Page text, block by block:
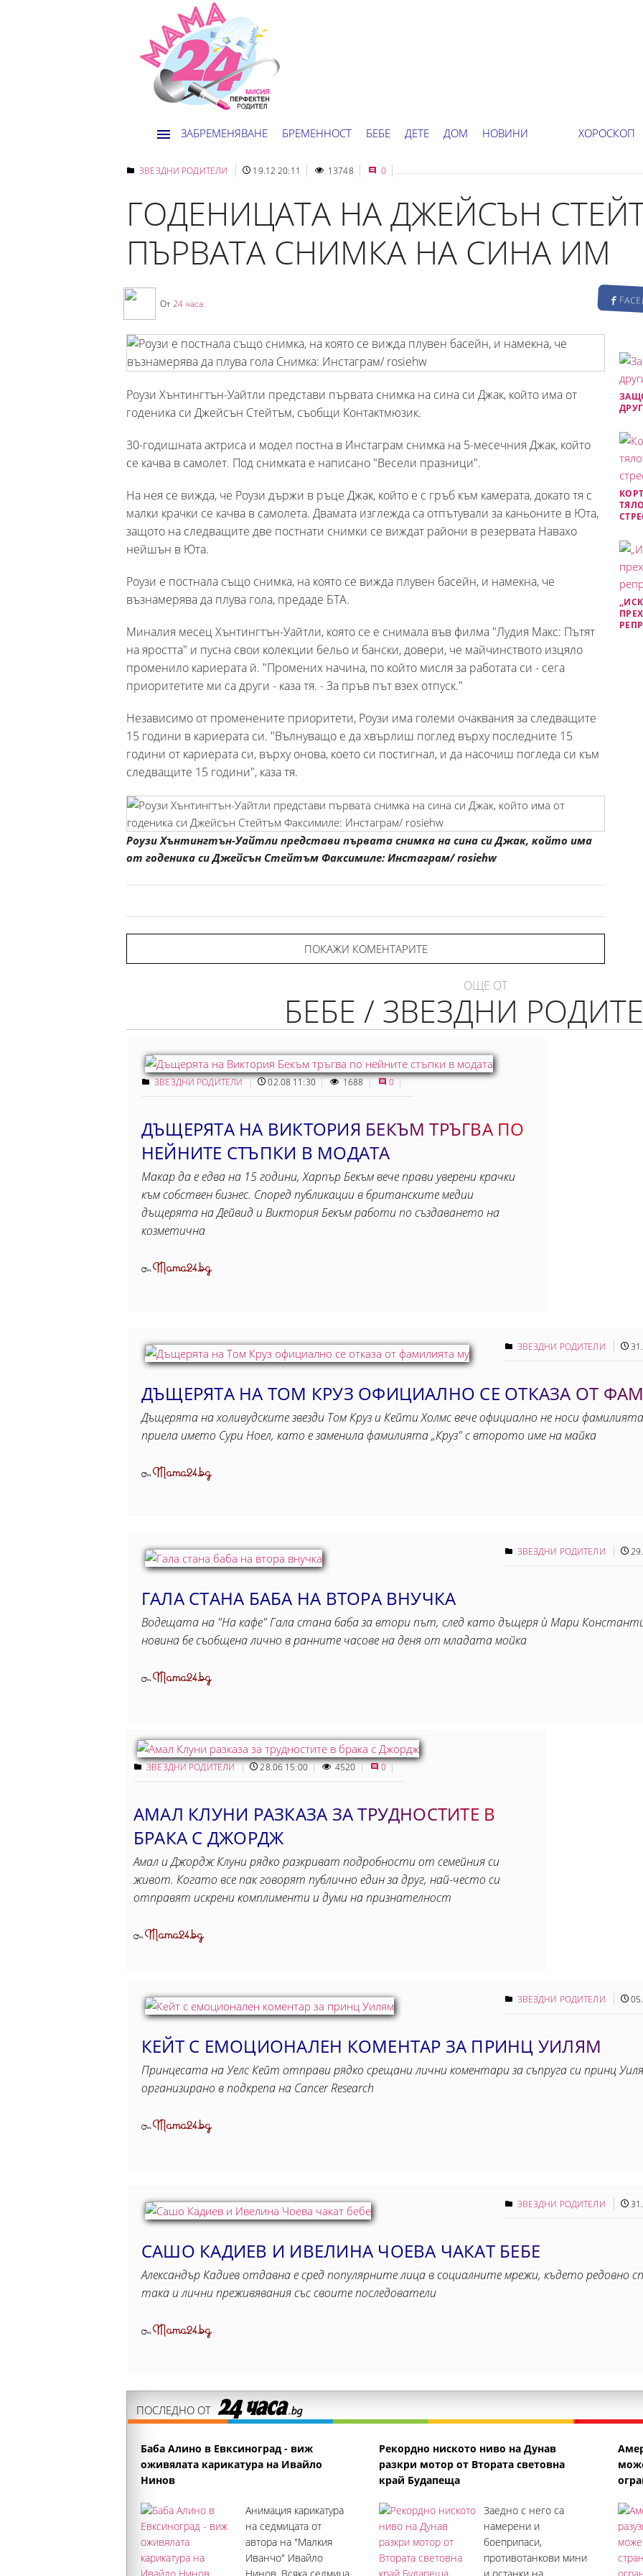
ЗАБРЕМЕНЯВАНЕ БРЕМЕННОСТ БЕБЕ ДЕТЕ ДОМ НОВИНИ ХОРОСКОП
ЗВЕЗДНИ РОДИТЕЛИ 19.12 20:11 13748 0
ГОДЕНИЦАТА НА ДЖЕЙСЪН
ПЪРВАТА СНИМКА НА СИНА ИМ
От 24 часа
Роузи Хънтингтън-Уайтли представи първата снимка на сина си Джак, който има от
годеника си Джейсън Стейтъм, съобщи Контактмюзик.
30-годишната актриса и модел постна в Инстаграм снимка на 5-месечния Джак, който
се качва в самолет. Под снимката е написано "Весели празници".
На нея се вижда, че Роузи държи в ръце Джак, който е с гръб към камерата, докато тя с
малки крачки се качва в самолета. Двамата изглежда са отпътували за каньоните в Юта,
защото на следващите две постнати снимки се виждат райони в резервата Навахо
нейшън в Юта.
Роузи е постнала също снимка, на която се вижда плувен басейн, и намекна, че
възнамерява да плува гола, предаде БТА.
Миналия месец Хънтингтън-Уайтли, която се е снимала във филма "Лудия Макс: Пътят
на яростта" и пусна свои колекции бельо и бански, довери, че майчинството изцяло
променило кариерата й. "Промених начина, по който мисля за работата си - сега
приоритетите ми са други - каза тя. - За пръв път взех отпуск."
Независимо от променените приоритети, Роузи има големи очаквания за следващите
15 години в кариерата си. "Вълнуващо е да хвърлиш поглед върху последните 15
години от кариерата си, върху онова, което си постигнал, и да насочиш погледа си към
следващите 15 години", каза тя.
Роузи Хънтингтън-Уайтли представи първата снимка на сина си Джак, който има
от годеника си Джейсън Стейтъм Факсимиле: Инстаграм/ rosiehw
ПОКАЖИ КОМЕНТАРИТЕ
ОЩЕ ОТ
БЕБЕ / ЗВЕЗДНИ
ЗВЕЗДНИ РОДИТЕЛИ 02.08 11:30 1688 0
ДЪЩЕРЯТА НА ВИКТОРИЯ БЕКЪМ ТРЪГВА ПО
НЕЙНИТЕ СТЪПКИ В МОДАТА
Макар да е едва на 15 години, Харпър Бекъм вече прави уверени крачки
към собствен бизнес. Според публикации в британските медии
дъщерята на Дейвид и Виктория Бекъм работи по създаването на
козметична
ОтMama24.bg
ЗВЕЗДНИ РОДИТЕЛИ
ДЪЩЕРЯТА НА ТОМ КРУЗ ОФИЦИАЛНО СЕ ОТКАЗА ОТ
Дъщерята на холивудските звезди Том Круз и Кейти Холмс вече официално не носи
приела името Сури Ноел, като е заменила фамилията „Круз" с второто име на майка
ОтMama24.bg
ЗВЕЗДНИ РОДИТЕЛИ
ГАЛА СТАНА БАБА НА ВТОРА ВНУЧКА
Водещата на "На кафе" Гала стана баба за втори път, след като дъщеря ѝ Мари
новина бе съобщена лично в ранните часове на деня от младата мойка
ОтMama24.bg
ЗВЕЗДНИ РОДИТЕЛИ 28.06 15:00 4520 0
АМАЛ КЛУНИ РАЗКАЗА ЗА ТРУДНОСТИТЕ В
БРАКА С ДЖОРДЖ
Амал и Джордж Клуни рядко разкриват подробности от семейния си
живот. Когато все пак говорят публично един за друг, най-често си
отправят искрени комплименти и думи на признателност
ОтMama24.bg
ЗВЕЗДНИ РОДИТЕЛИ
КЕЙТ С ЕМОЦИОНАЛЕН КОМЕНТАР ЗА ПРИНЦ УИЛЯМ
Принцесата на Уелс Кейт отправи рядко срещани лични коментари за съпруга си принц
организирано в подкрепа на Cancer Research
ОтMama24.bg
ЗВЕЗДНИ РОДИТЕЛИ
САШО КАДИЕВ И ИВЕЛИНА ЧОЕВА ЧАКАТ БЕБЕ
Александър Кадиев отдавна е сред популярните лица в социалните мрежи, където редовно
така и лични преживявания със своите последователи
ОтMama24.bg
ПОСЛЕДНО ОТ
Баба Алино в Евксиноград - виж
оживялата карикатура на Ивайло
Нинов
Анимация карикатура
на седмицата от
автора на "Малкия
Иванчо" Ивайло
Рекордно ниското ниво на Дунав
разкри мотор от Втората световна
край Будапеща
Заедно с него са
намерени и
боеприпаси,
противотанкови мини